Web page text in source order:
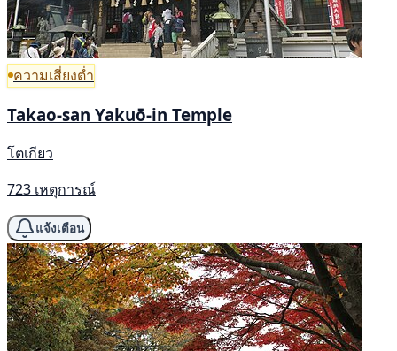
ความเสี่ยงต่ำ
Takao-san Yakuō-in Temple
โตเกียว
723 เหตุการณ์
แจ้งเตือน